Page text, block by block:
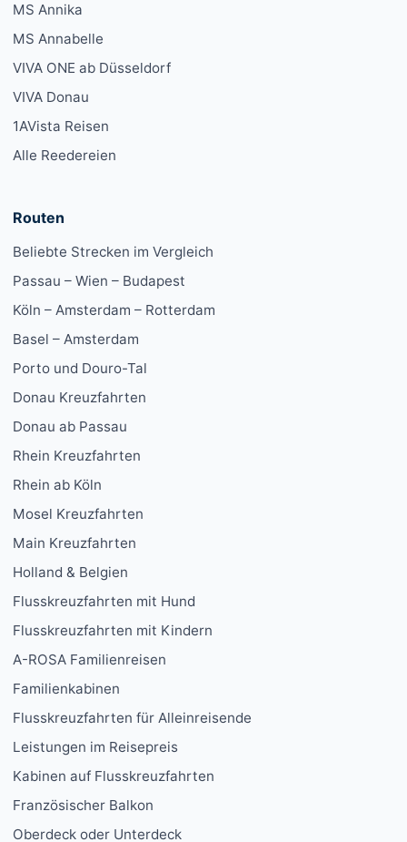
MS Annika
MS Annabelle
VIVA ONE ab Düsseldorf
VIVA Donau
1AVista Reisen
Alle Reedereien
Routen
Beliebte Strecken im Vergleich
Passau – Wien – Budapest
Köln – Amsterdam – Rotterdam
Basel – Amsterdam
Porto und Douro-Tal
Donau Kreuzfahrten
Donau ab Passau
Rhein Kreuzfahrten
Rhein ab Köln
Mosel Kreuzfahrten
Main Kreuzfahrten
Holland & Belgien
Flusskreuzfahrten mit Hund
Flusskreuzfahrten mit Kindern
A-ROSA Familienreisen
Familienkabinen
Flusskreuzfahrten für Alleinreisende
Leistungen im Reisepreis
Kabinen auf Flusskreuzfahrten
Französischer Balkon
Oberdeck oder Unterdeck